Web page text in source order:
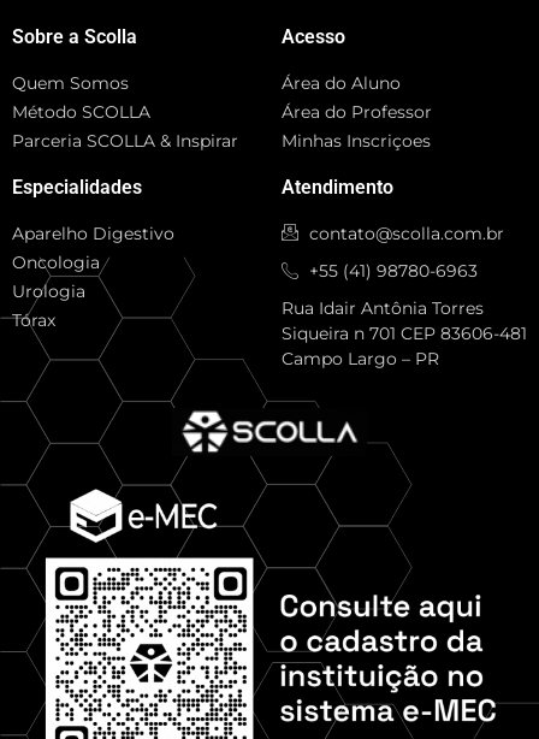
Sobre a Scolla
Quem Somos
Método SCOLLA
Parceria SCOLLA & Inspirar
Especialidades
Aparelho Digestivo
Oncologia
Urologia
Tórax
Acesso
Área do Aluno
Área do Professor
Minhas Inscriçoes
Atendimento
contato@scolla.com.br
+55 (41) 98780-6963
Rua Idair Antônia Torres
Siqueira n 701 CEP 83606-481
Campo Largo – PR